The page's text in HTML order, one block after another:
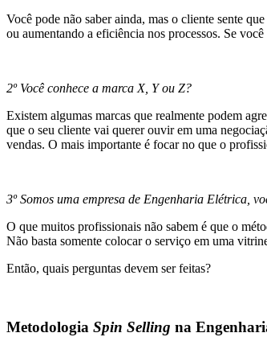
Você pode não saber ainda, mas o cliente sente
ou aumentando a eficiência nos processos. Se
2º Você conhece a marca X, Y ou Z?
Existem algumas marcas que realmente podem
que o seu cliente vai querer ouvir em uma
vendas. O mais importante é focar no que o
3º Somos uma empresa de Engenharia Elétrica,
O que muitos profissionais não sabem é que o
Não basta somente colocar o serviço em uma
Então, quais perguntas devem ser feitas?
Metodologia Spin Selling na